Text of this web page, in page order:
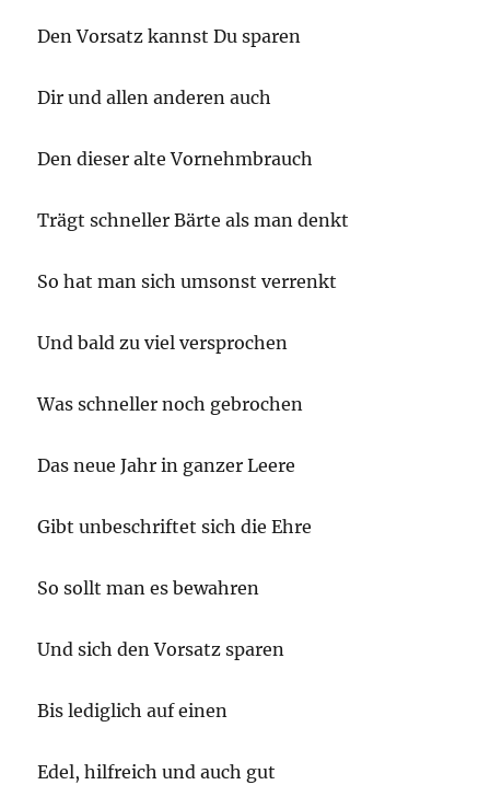
Den Vorsatz kannst Du sparen
Dir und allen anderen auch
Den dieser alte Vornehmbrauch
Trägt schneller Bärte als man denkt
So hat man sich umsonst verrenkt
Und bald zu viel versprochen
Was schneller noch gebrochen
Das neue Jahr in ganzer Leere
Gibt unbeschriftet sich die Ehre
So sollt man es bewahren
Und sich den Vorsatz sparen
Bis lediglich auf einen
Edel, hilfreich und auch gut